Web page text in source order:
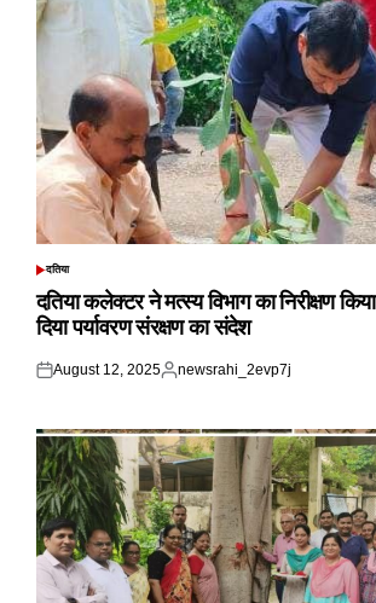
POSTED
दतिया
दतिया कलेक्टर ने मत्स्य विभाग का निरीक्षण
दिया पर्यावरण संरक्षण का संदेश
Posted
August 12, 2025
Posted
newsrahi_2evp7j